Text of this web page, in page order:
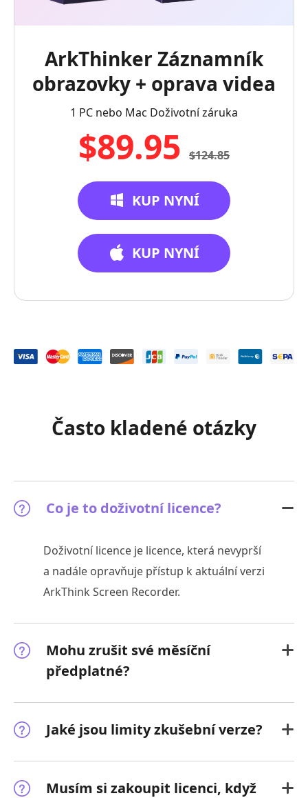
ArkThinker Záznamník
obrazovky + oprava videa
1 PC nebo Mac Doživotní záruka
$89.95 $124.85
KUP NYNÍ
KUP NYNÍ
Často kladené otázky
Co je to doživotní licence?
Doživotní licence je licence, která nevyprší
a nadále opravňuje přístup k aktuální verzi
ArkThink Screen Recorder.
Mohu zrušit své měsíční
předplatné?
Jaké jsou limity zkušební verze?
Musím si zakoupit licenci, když